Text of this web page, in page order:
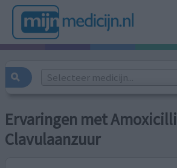
Selecteer medicijn...
Ervaringen met
Clavulaanzuur